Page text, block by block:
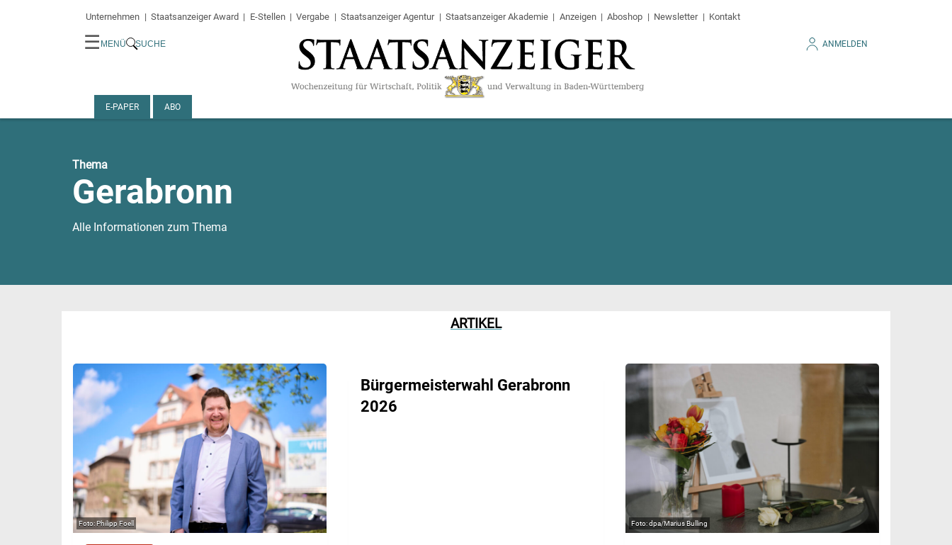
Unternehmen Staatsanzeiger Award E-Stellen Vergabe Staatsanzeiger Agentur Staatsanzeiger Akademie Anzeigen Aboshop Newsletter Kontakt
☰ MENÜ SUCHE ANMELDEN
E-PAPER ABO
Thema
Gerabronn
Alle Informationen zum Thema
ARTIKEL
Philipp Foell
Bürgermeisterwahl Gerabronn
2026
dpa/Marius Bulling